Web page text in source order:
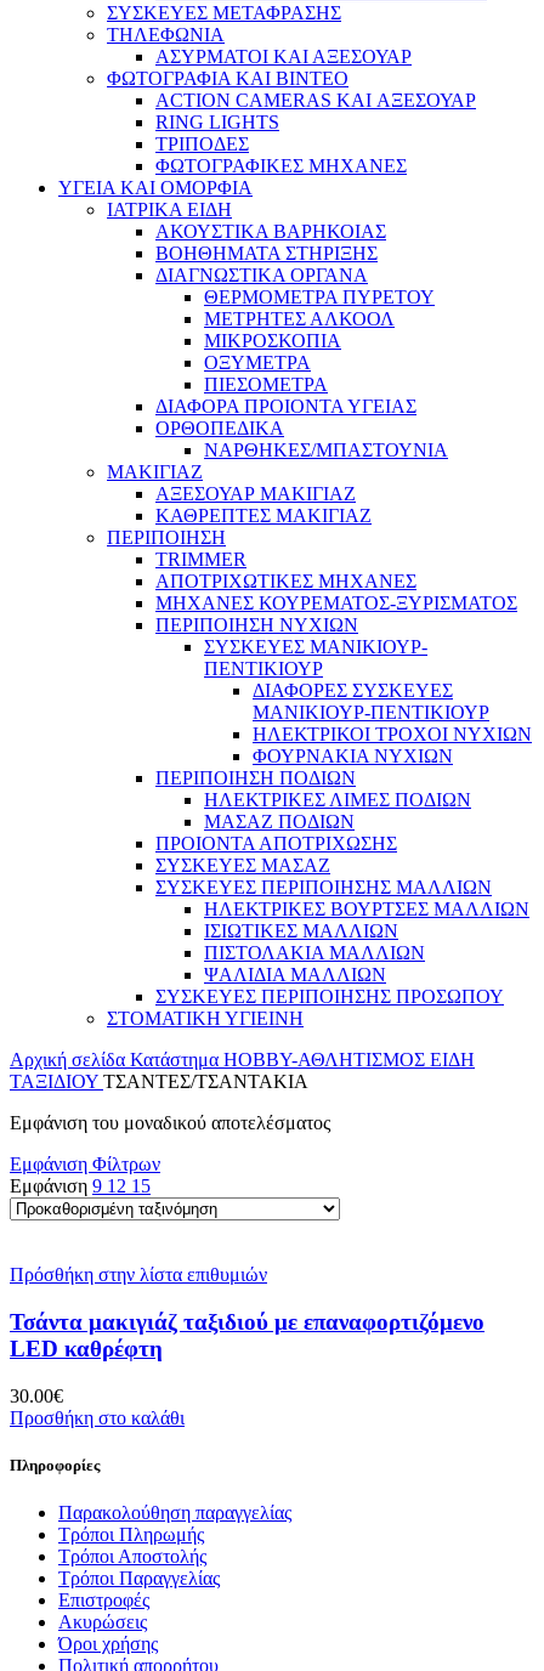
ΣΥΣΚΕΥΕΣ ΜΕΤΑΦΡΑΣΗΣ
ΤΗΛΕΦΩΝΙΑ
ΑΣΥΡΜΑΤΟΙ ΚΑΙ ΑΞΕΣΟΥΑΡ
ΦΩΤΟΓΡΑΦΙΑ ΚΑΙ ΒΙΝΤΕΟ
ACTION CAMERAS KAI ΑΞΕΣΟΥΑΡ
RING LIGHTS
ΤΡΙΠΟΔΕΣ
ΦΩΤΟΓΡΑΦΙΚΕΣ ΜΗΧΑΝΕΣ
ΥΓΕΙΑ ΚΑΙ ΟΜΟΡΦΙΑ
ΙΑΤΡΙΚΑ ΕΙΔΗ
ΑΚΟΥΣΤΙΚΑ ΒΑΡΗΚΟΙΑΣ
ΒΟΗΘΗΜΑΤΑ ΣΤΗΡΙΞΗΣ
ΔΙΑΓΝΩΣΤΙΚΑ ΟΡΓΑΝΑ
ΘΕΡΜΟΜΕΤΡΑ ΠΥΡΕΤΟΥ
ΜΕΤΡΗΤΕΣ ΑΛΚΟΟΛ
ΜΙΚΡΟΣΚΟΠΙΑ
ΟΞΥΜΕΤΡΑ
ΠΙΕΣΟΜΕΤΡΑ
ΔΙΑΦΟΡΑ ΠΡΟΙΟΝΤΑ ΥΓΕΙΑΣ
ΟΡΘΟΠΕΔΙΚΑ
ΝΑΡΘΗΚΕΣ/ΜΠΑΣΤΟΥΝΙΑ
ΜΑΚΙΓΙΑΖ
ΑΞΕΣΟΥΑΡ ΜΑΚΙΓΙΑΖ
ΚΑΘΡΕΠΤΕΣ ΜΑΚΙΓΙΑΖ
ΠΕΡΙΠΟΙΗΣΗ
TRIMMER
ΑΠΟΤΡΙΧΩΤΙΚΕΣ ΜΗΧΑΝΕΣ
ΜΗΧΑΝΕΣ ΚΟΥΡΕΜΑΤΟΣ-ΞΥΡΙΣΜΑΤΟΣ
ΠΕΡΙΠΟΙΗΣΗ ΝΥΧΙΩΝ
ΣΥΣΚΕΥΕΣ ΜΑΝΙΚΙΟΥΡ-
ΠΕΝΤΙΚΙΟΥΡ
ΔΙΑΦΟΡΕΣ ΣΥΣΚΕΥΕΣ
ΜΑΝΙΚΙΟΥΡ-ΠΕΝΤΙΚΙΟΥΡ
ΗΛΕΚΤΡΙΚΟΙ ΤΡΟΧΟΙ ΝΥΧΙΩΝ
ΦΟΥΡΝΑΚΙΑ ΝΥΧΙΩΝ
ΠΕΡΙΠΟΙΗΣΗ ΠΟΔΙΩΝ
ΗΛΕΚΤΡΙΚΕΣ ΛΙΜΕΣ ΠΟΔΙΩΝ
ΜΑΣΑΖ ΠΟΔΙΩΝ
ΠΡΟΙΟΝΤΑ ΑΠΟΤΡΙΧΩΣΗΣ
ΣΥΣΚΕΥΕΣ ΜΑΣΑΖ
ΣΥΣΚΕΥΕΣ ΠΕΡΙΠΟΙΗΣΗΣ ΜΑΛΛΙΩΝ
ΗΛΕΚΤΡΙΚΕΣ ΒΟΥΡΤΣΕΣ ΜΑΛΛΙΩΝ
ΙΣΙΩΤΙΚΕΣ ΜΑΛΛΙΩΝ
ΠΙΣΤΟΛΑΚΙΑ ΜΑΛΛΙΩΝ
ΨΑΛΙΔΙΑ ΜΑΛΛΙΩΝ
ΣΥΣΚΕΥΕΣ ΠΕΡΙΠΟΙΗΣΗΣ ΠΡΟΣΩΠΟΥ
ΣΤΟΜΑΤΙΚΗ ΥΓΙΕΙΝΗ
Αρχική σελίδα Κατάστημα HOBBY-ΑΘΛΗΤΙΣΜΟΣ ΕΙΔΗ
ΤΑΞΙΔΙΟΥ ΤΣΑΝΤΕΣ/ΤΣΑΝΤΑΚΙΑ
Εμφάνιση του μοναδικού αποτελέσματος
Εμφάνιση Φίλτρων
Εμφάνιση 9 12 15
Πρόσθήκη στην λίστα επιθυμιών
Τσάντα μακιγιάζ ταξιδιού με επαναφορτιζόμενο
LED καθρέφτη
30.00€
Προσθήκη στο καλάθι
Πληροφορίες
Παρακολούθηση παραγγελίας
Τρόποι Πληρωμής
Τρόποι Αποστολής
Τρόποι Παραγγελίας
Επιστροφές
Ακυρώσεις
Όροι χρήσης
Πολιτική απορρήτου